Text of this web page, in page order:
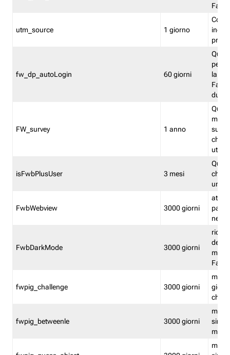
utm_source 1 giorno
fw_dp_autoLogin 60 giorni
la
FW_survey 1 anno
utenti
isFwbPlusUser 3 mesi
che
una
FwbWebview 3000 giorni
attiva
FwbDarkMode 3000 giorni
fwpig_challenge 3000 giorni
fwpig_betweenle 3000 giorni